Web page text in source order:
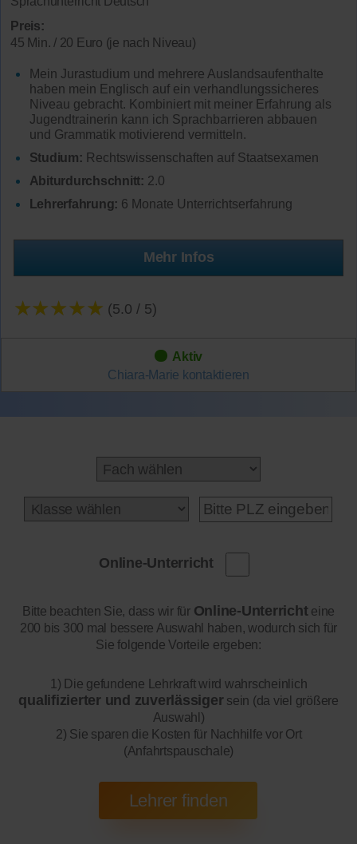
Preis:
45 Min. / 20 Euro (je nach Niveau)
Mein Jurastudium und mehrere Auslandsaufenthalte
haben mein Englisch auf ein verhandlungssicheres
Niveau gebracht. Kombiniert mit meiner Erfahrung als
Jugendtrainerin kann ich Sprachbarrieren abbauen
und Grammatik motivierend vermitteln.
Studium: Rechtswissenschaften auf Staatsexamen
Abiturdurchschnitt: 2.0
Lehrerfahrung: 6 Monate Unterrichtserfahrung
Mehr Infos
★★★★★ (5.0 / 5)
Aktiv
Chiara-Marie kontaktieren
Online-Unterricht
Bitte beachten Sie, dass wir für Online-Unterrichteine
200 bis 300 mal bessere Auswahl haben, wodurch sich für
Sie folgende Vorteile ergeben:
1) Die gefundene Lehrkraft wird wahrscheinlich
qualifizierter und zuverlässigersein (da viel größere
Auswahl)
2) Sie sparen die Kosten für Nachhilfe vor Ort
(Anfahrtspauschale)